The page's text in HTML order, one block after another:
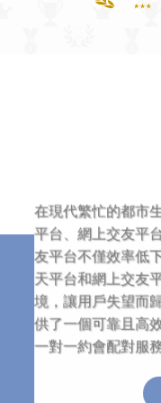
在現代繁忙的都市
平台、網上交友平
友平台不僅效率低
天平台和網上交友
境，讓用戶失望而
供了一個可靠且高
一對一約會配對服